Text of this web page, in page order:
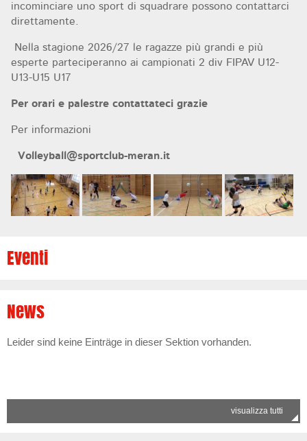
incominciare uno sport di squadrare possono contattarci
direttamente.
Nella stagione 2026/27 le ragazze più grandi e più
esperte parteciperanno ai campionati 2 div FIPAV U12-
U13-U15 U17
Per orari e palestre contattateci grazie
Per informazioni
Volleyball@sportclub-meran.it
Eventi
News
Leider sind keine Einträge in dieser Sektion vorhanden.
visualizza tutti